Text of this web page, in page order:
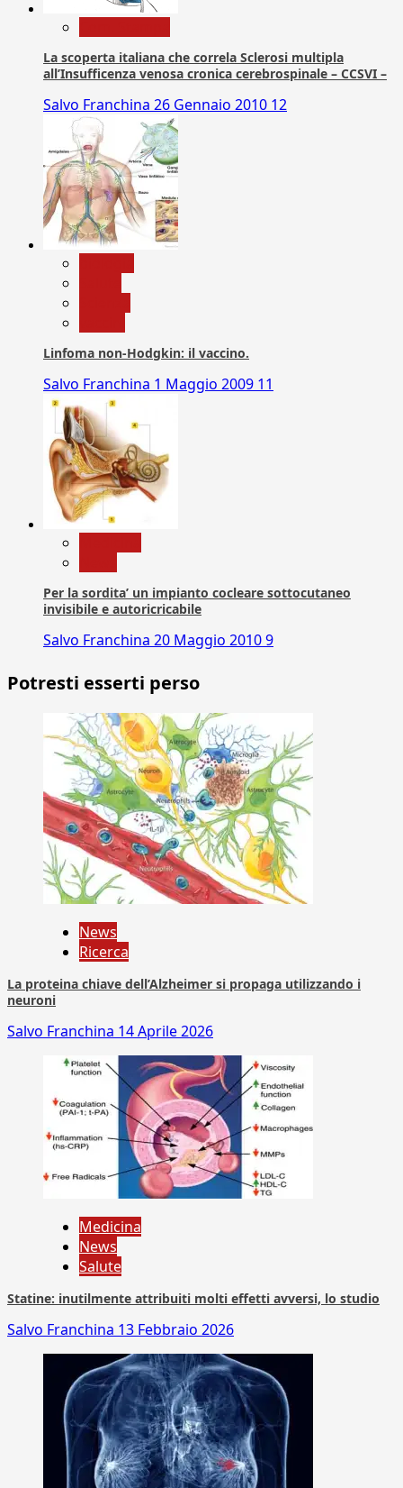
La scoperta italiana che correla Sclerosi multipla
all’Insufficenza venosa cronica cerebrospinale – CCSVI –
Salvo Franchina 26 Gennaio 2010 12
Linfoma non-Hodgkin: il vaccino.
Salvo Franchina 1 Maggio 2009 11
Per la sordita’ un impianto cocleare sottocutaneo
invisibile e autoricricabile
Salvo Franchina 20 Maggio 20109
Potresti esserti perso
News
Ricerca
La proteina chiave dell’Alzheimer si propaga utilizzando i
neuroni
Salvo Franchina 14 Aprile 2026
Medicina
News
Salute
Statine: inutilmente attribuiti molti effetti avversi, lo studio
Salvo Franchina 13 Febbraio 2026